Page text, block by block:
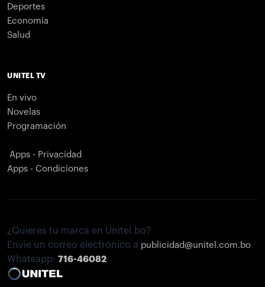
Deportes
Economía
Salud
UNITEL TV
En vivo
Novelas
Programación
Apps - Privacidad
Apps - Condiciones
¿Quieres tu marca en Unitel.bo?
Envíe un correo electrónico a publicidad@unitel.com.bo
Whatsapp: 716-46082